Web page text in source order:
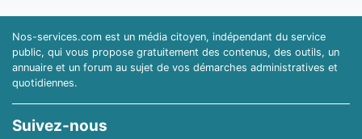
Nos-services.com est un média citoyen, indépendant du service
public, qui vous propose gratuitement des contenus, des outils, un
annuaire et un forum au sujet de vos démarches administratives et
quotidiennes.
Suivez-nous